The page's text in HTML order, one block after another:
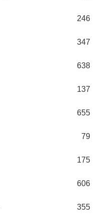
246
347
638
137
655
79
175
606
355